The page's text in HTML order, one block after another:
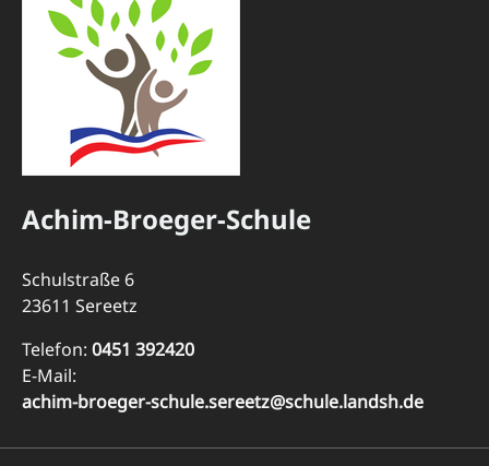
Achim-Broeger-Schule
Schulstraße 6
23611 Sereetz
Telefon: 0451 392420
E-Mail:
achim-broeger-schule.sereetz@schule.landsh.de